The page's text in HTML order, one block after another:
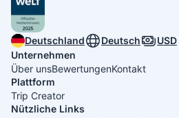
Deutschland Deutsch
USD
Unternehmen
Über unsBewertungenKontakt
Plattform
Trip Creator
Nützliche Links